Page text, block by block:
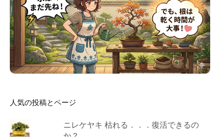
人気の投稿とページ
ニレケヤキ 枯れる．．．復活できるの